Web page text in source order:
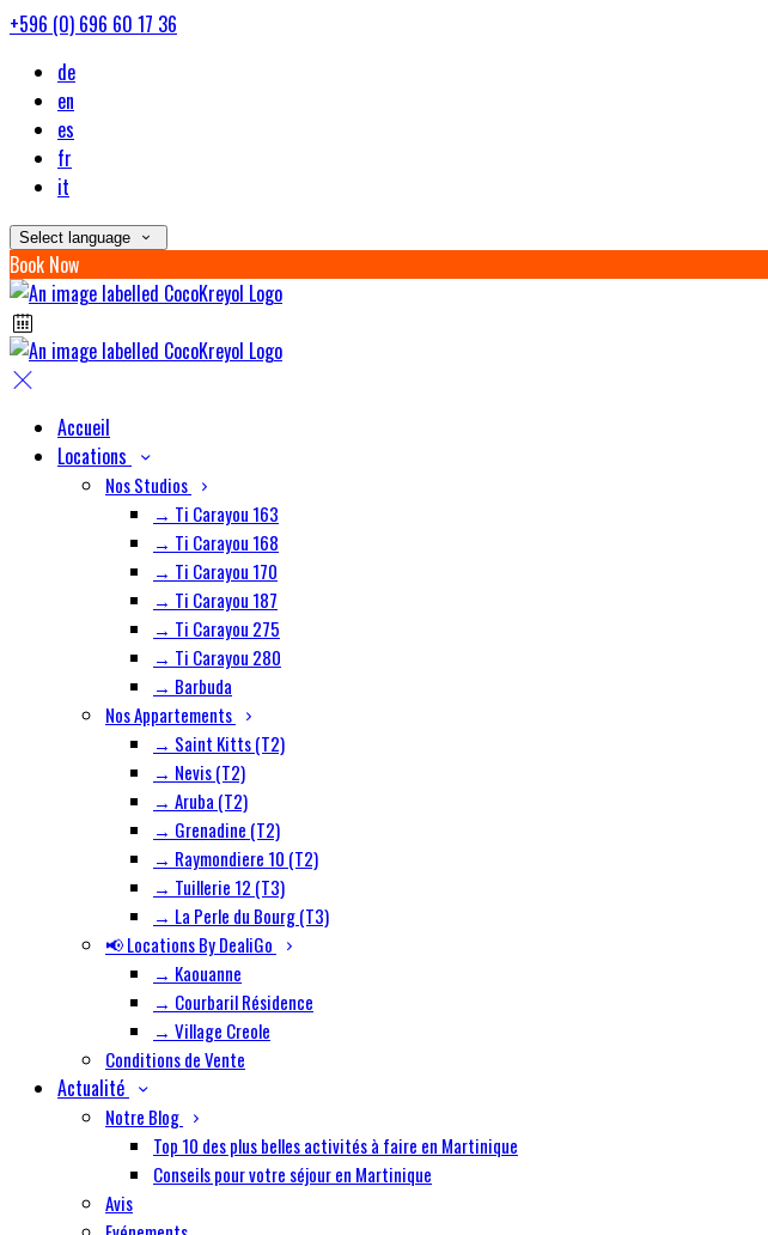
+596 (0) 696 60 17 36
de
en
es
fr
it
Select language
Book Now
Accueil
Locations
Nos Studios
→ Ti Carayou 163
→ Ti Carayou 168
→ Ti Carayou 170
→ Ti Carayou 187
→ Ti Carayou 275
→ Ti Carayou 280
→ Barbuda
Nos Appartements
→ Saint Kitts (T2)
→ Nevis (T2)
→ Aruba (T2)
→ Grenadine (T2)
→ Raymondiere 10 (T2)
→ Tuillerie 12 (T3)
→ La Perle du Bourg (T3)
📢 Locations By DealiGo
→ Kaouanne
→ Courbaril Résidence
→ Village Creole
Conditions de Vente
Actualité
Notre Blog
Top 10 des plus belles activités à faire en Martinique
Conseils pour votre séjour en Martinique
Avis